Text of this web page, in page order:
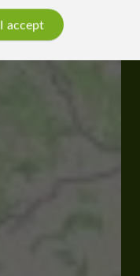
I accept